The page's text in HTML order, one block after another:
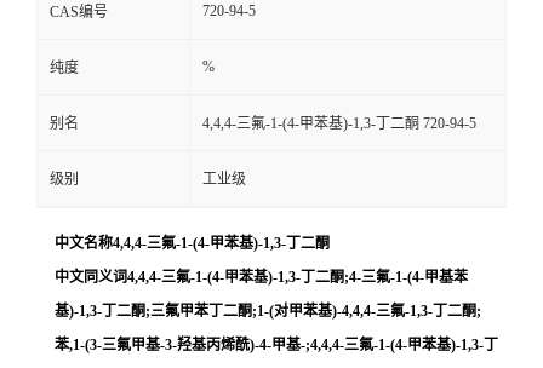
CAS编号 720-94-5
纯度 %
别名 4,4,4-三氟-1-(4-甲苯基)-1,3-丁二酮 720-94-5
级别 工业级
中文名称4,4,4-三氟-1-(4-甲苯基)-1,3-丁二酮
中文同义词4,4,4-三氟-1-(4-甲苯基)-1,3-丁二酮;4-三氟-1-(4-甲基苯
基)-1,3-丁二酮;三氟甲苯丁二酮;1-(对甲苯基)-4,4,4-三氟-1,3-丁二酮;
苯,1-(3-三氟甲基-3-羟基丙烯酰)-4-甲基-;4,4,4-三氟-1-(4-甲苯基)-1,3-丁